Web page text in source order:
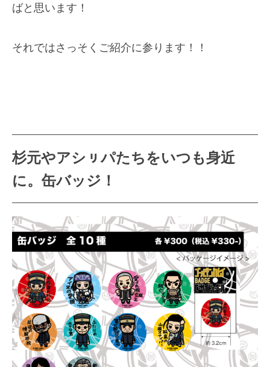
ばと思います！
それではさっそくご紹介に参ります！！
杉元やアシㇼパたちをいつも身近
に。缶バッジ！